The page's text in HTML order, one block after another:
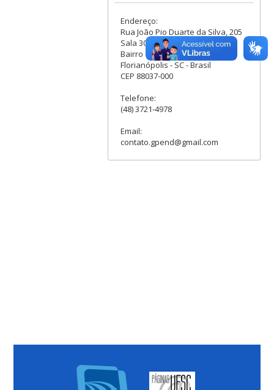
Endereço:
Rua João Pio Duarte da Silva, 205
Sala 305B
Bairro Córrego Grande
Florianópolis - SC - Brasil
CEP 88037-000
Telefone:
(48) 3721-4978
Email:
contato.gpend@gmail.com